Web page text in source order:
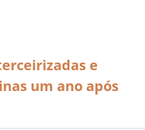
e
um ano após